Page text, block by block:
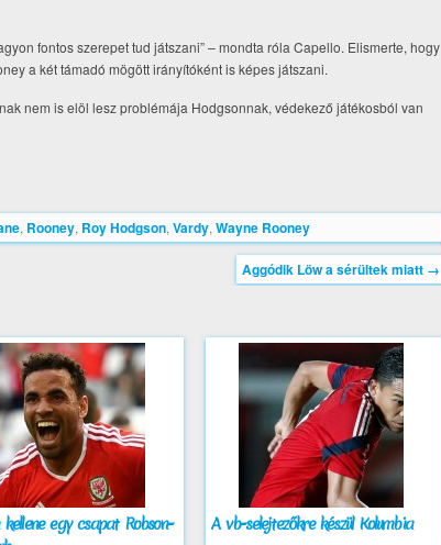
fontos szerepet tud játszani” – mondta róla Capello. Elismerte, hogy
a két támadó mögött irányítóként is képes játszani.
nem is elöl lesz problémája Hodgsonnak, védekező játékosból van
, Rooney, Roy Hodgson, Vardy, Wayne Rooney
Aggódik Löw a sérültek miatt →
egy csapat Robson-
A vb-selejtezőkre készül Kolumbia